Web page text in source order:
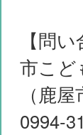
【問
市こど
（鹿
0994-